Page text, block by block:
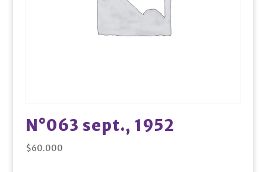
N°063 sept., 1952
$60.000